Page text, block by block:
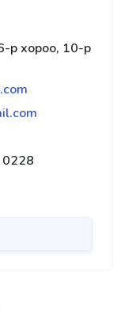
р хороо, 10-р